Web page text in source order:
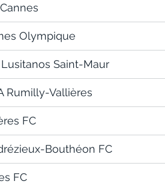
Olympique
Lusitanos Saint-Maur
Rumilly-Vallières
FC
Bouthéon FC
FC